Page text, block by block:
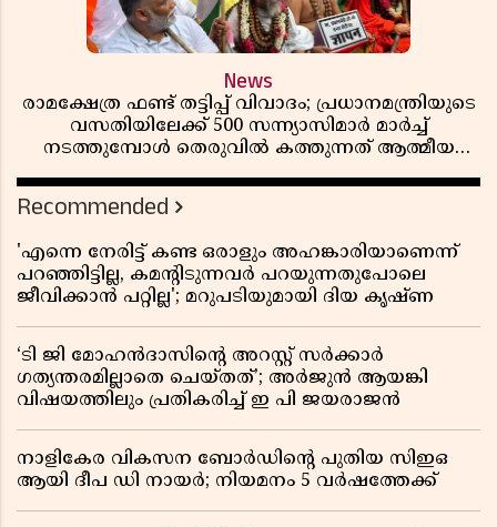
News
രാമക്ഷേത്ര ഫണ്ട് തട്ടിപ്പ് വിവാദം; പ്രധാനമന്ത്രിയുടെ
വസതിയിലേക്ക് 500 സന്ന്യാസിമാർ മാർച്ച്
നടത്തുമ്പോൾ തെരുവിൽ കത്തുന്നത് ആത്മീയ
Recommended
'എന്നെ നേരിട്ട് കണ്ട ഒരാളും അഹങ്കാരിയാണെന്ന്
പറഞ്ഞിട്ടില്ല, കമൻ്റിടുന്നവർ പറയുന്നതുപോലെ
ജീവിക്കാൻ പറ്റില്ല'; മറുപടിയുമായി ദിയ കൃഷ്ണ
‘ടി ജി മോഹൻദാസിൻ്റെ അറസ്റ്റ് സർക്കാർ
ഗത്യന്തരമില്ലാതെ ചെയ്തത്’; അർജുൻ ആയങ്കി
വിഷയത്തിലും പ്രതികരിച്ച് ഇ പി ജയരാജൻ
നാളികേര വികസന ബോർഡിൻ്റെ പുതിയ സിഇഒ
ആയി ദീപ ഡി നായർ; നിയമനം 5 വർഷത്തേക്ക് ​​​​​​​